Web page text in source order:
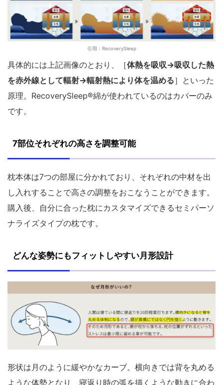
引用：RecoverySleep
具体的には上記画像のとおり、［体熱を吸収→吸収した熱
を赤外線として輻射→輻射熱により体を温める］といった
原理。RecoverySleep®綿が使われているのはカバーのみ
です。
7部位それぞれの高さを調整可能
枕本体は7つの部屋に分かれており、それぞれの中材を出
し入れすることで高さの調整をおこなうことができます。
購入後、自分に合った枕にカスタマイズできるセミパーソ
ナライズタイプの枕です。
どんな姿勢にもフィットしやすい月形設計
形状は月のように緩やかなカーブ。横向きでは背を丸める
ような体勢となり、寝返り時の弧を描くような動きに合わ